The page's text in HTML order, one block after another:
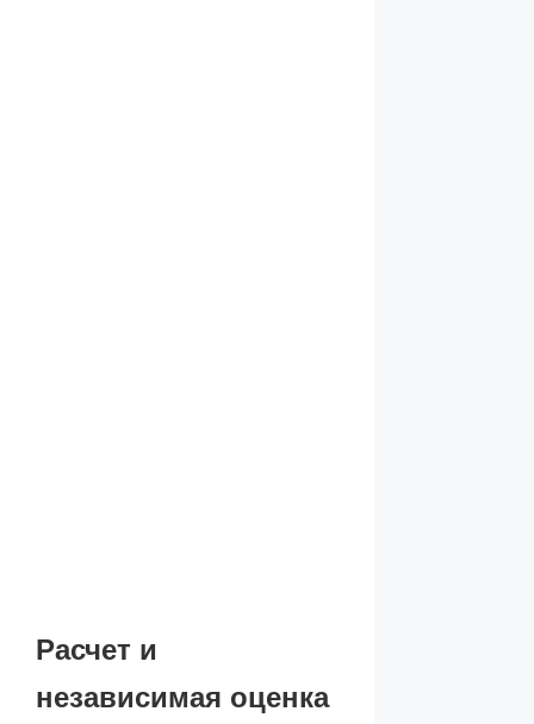
Расчет и
независимая оценка